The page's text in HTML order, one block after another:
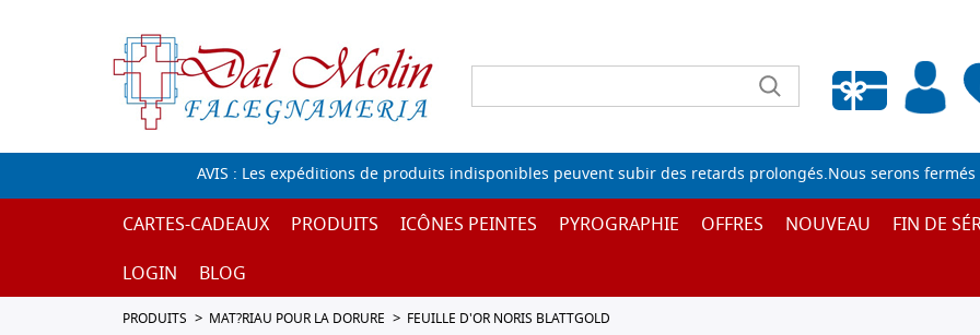
Liste de souhaits vide
AVIS : Les expéditions de produits indisponibles peuvent subir des retards prolongés.Nous serons
CARTES-CADEAUX PRODUITS ICÔNES PEINTES PYROGRAPHIE OFFRES NOUVEAU FIN DE
LOGIN
BLOG
PRODUITS MAT?RIAU POUR LA DORURE FEUILLE D'OR NORIS BLATTGOLD